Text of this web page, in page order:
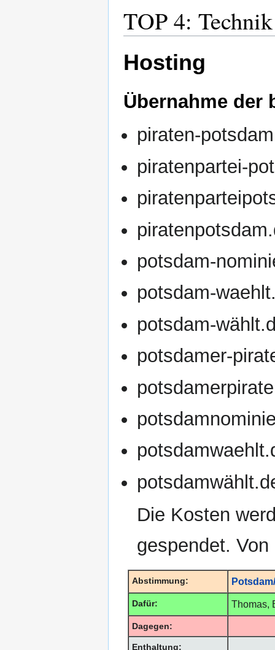
TOP 4:
Hosting
Übernahme der
piraten-
piratenpartei-
potsdam-
potsdam-
potsdam-
potsdamer-
Die Kosten
gespendet.
Abstimmung:
Dafür: Thomas,
Dagegen:
Enthaltung: